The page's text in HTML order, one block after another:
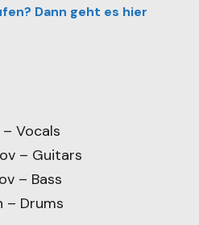
Dann geht es hier
Vocals
– Guitars
– Bass
– Drums